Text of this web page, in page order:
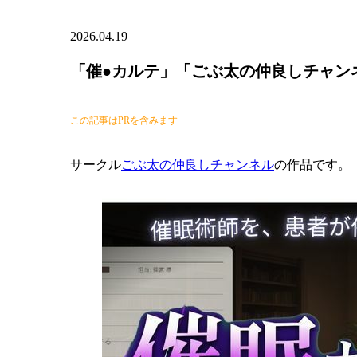
2026.04.19
「催●カルテ」「ごぶ太の仲良しチャン
この記事はPRを含みます
サークルごぶ太の仲良しチャンネルの作品です。